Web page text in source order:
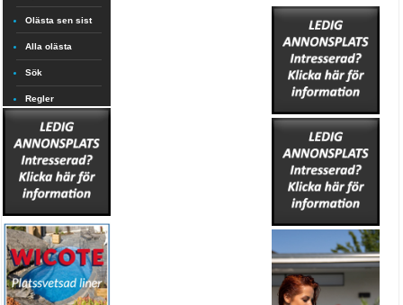
Olästa sen sist
Alla olästa
Sök
Regler